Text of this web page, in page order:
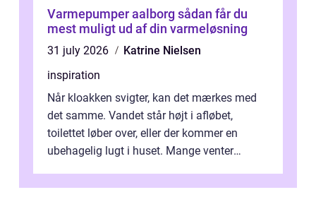
Varmepumper aalborg sådan får du
mest muligt ud af din varmeløsning
31 july 2026
Katrine Nielsen
inspiration
Når kloakken svigter, kan det mærkes med
det samme. Vandet står højt i afløbet,
toilettet løber over, eller der kommer en
ubehagelig lugt i huset. Mange venter